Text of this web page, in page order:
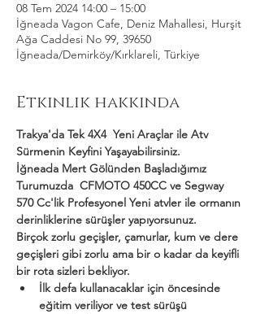
08 Tem 2024 14:00 – 15:00
İğneada Vagon Cafe, Deniz Mahallesi, Hurşit
Ağa Caddesi No 99, 39650
İğneada/Demirköy/Kırklareli, Türkiye
Etkinlik hakkında
Trakya'da Tek 4X4  Yeni Araçlar ile Atv
Sürmenin Keyfini Yaşayabilirsiniz.
İğneada Mert Gölünden Başladığımız
Turumuzda  CFMOTO 450CC ve Segway
570 Cc'lik Profesyonel Yeni atvler ile ormanın
derinliklerine sürüşler yapıyorsunuz.
Birçok zorlu geçişler, çamurlar, kum ve dere
geçişleri gibi zorlu ama bir o kadar da keyifli
bir rota sizleri bekliyor.
İlk defa kullanacaklar için öncesinde
eğitim veriliyor ve test sürüşü